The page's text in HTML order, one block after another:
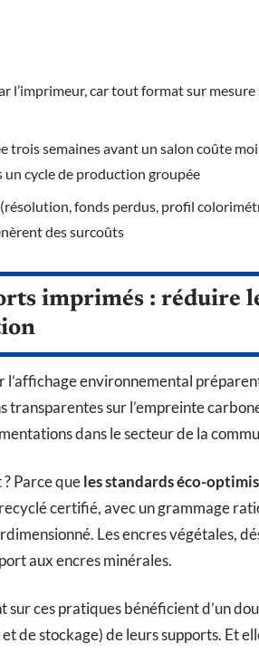
l’imprimeur, car tout format sur
trois semaines avant un salon coûte
cycle de production groupée
fonds perdus, profil
des surcoûts
imprimés : réduire
environnemental
sur l’empreinte
dans le secteur de la
Parce queles standards éco-
certifié, avec un grammage
Les encres végétales,
aux encres minérales.
sur ces pratiques bénéficient d’un
de stockage) de leurs supports. Et